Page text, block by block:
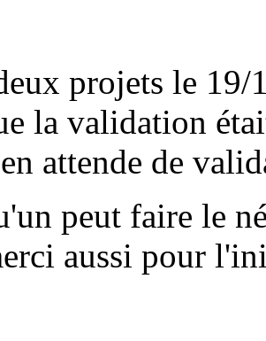
projets le 19/
la validation
attende de
peut faire le
aussi pour